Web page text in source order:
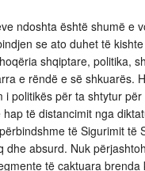
ndoshta është shumë e
se ato duhet të
shqiptare, politika,
e rëndë e së shkuarës.
i politikës për ta shtytur
hap të distancimit nga
të Sigurimit të
dhe absurd. Nuk
të caktuara brenda